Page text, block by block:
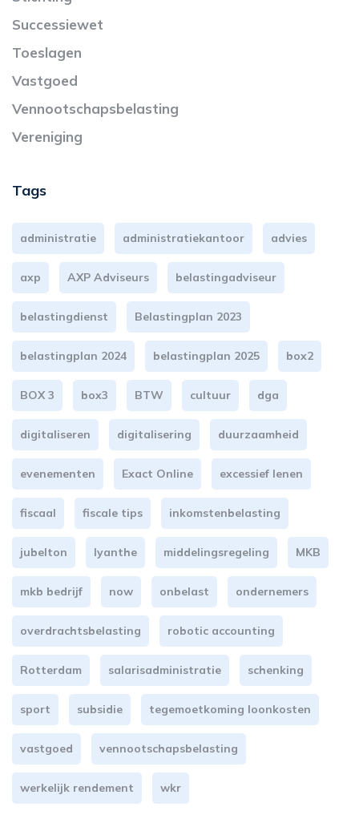
Successiewet
Toeslagen
Vastgoed
Vennootschapsbelasting
Vereniging
Tags
administratie administratiekantoor advies
axp AXP Adviseurs belastingadviseur
belastingdienst Belastingplan 2023
belastingplan 2024 belastingplan 2025 box2
BOX 3 box3 BTW cultuur dga
digitaliseren digitalisering duurzaamheid
evenementen Exact Online excessief lenen
fiscaal fiscale tips inkomstenbelasting
jubelton lyanthe middelingsregeling MKB
mkb bedrijf now onbelast ondernemers
overdrachtsbelasting robotic accounting
Rotterdam salarisadministratie schenking
sport subsidie tegemoetkoming loonkosten
vastgoed vennootschapsbelasting
werkelijk rendement wkr